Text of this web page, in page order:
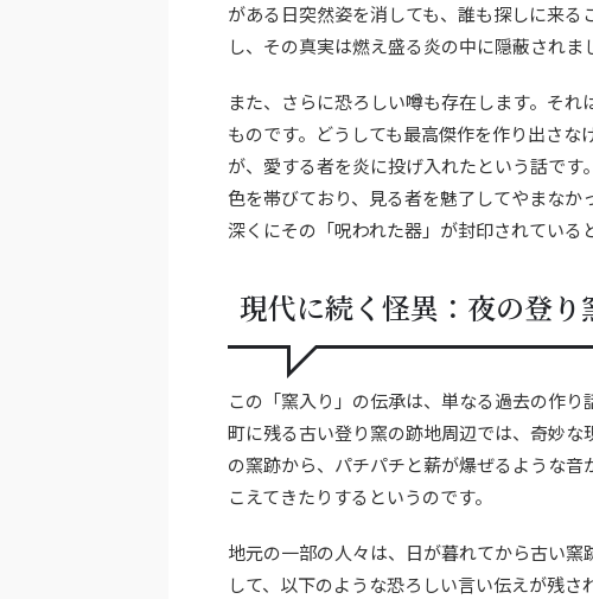
がある日突然姿を消しても、誰も探しに来
し、その真実は燃え盛る炎の中に隠蔽されま
また、さらに恐ろしい噂も存在します。そ
ものです。どうしても最高傑作を作り出さ
が、愛する者を炎に投げ入れたという話で
色を帯びており、見る者を魅了してやまな
深くにその「呪われた器」が封印されている
現代に続く怪異：夜の登り
この「窯入り」の伝承は、単なる過去の作
町に残る古い登り窯の跡地周辺では、奇妙
の窯跡から、パチパチと薪が爆ぜるような
こえてきたりするというのです。
地元の一部の人々は、日が暮れてから古い
して、以下のような恐ろしい言い伝えが残さ